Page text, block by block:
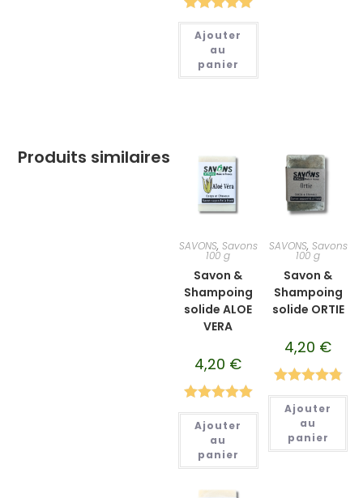
Note5.00
sur 5
Ajouter
au
panier
Produits similaires
SAVONS, Savons
100 g
Savon &
Shampoing
solide ALOE
VERA
4,20 €
Note5.00
sur 5
Ajouter
au
panier
SAVONS, Savons
100 g
Savon &
Shampoing
solide ORTIE
4,20 €
Note4.84
sur 5
Ajouter
au
panier